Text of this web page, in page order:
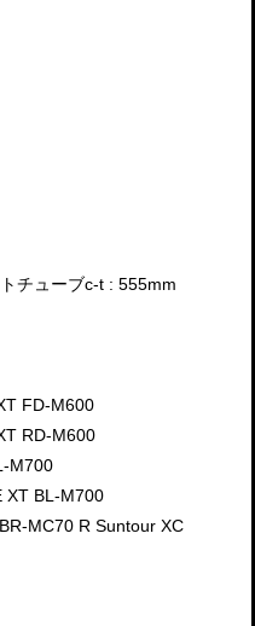
チューブc-t : 555mm
FD-M600
RD-M600
M700
XT BL-M700
MC70 R Suntour XC